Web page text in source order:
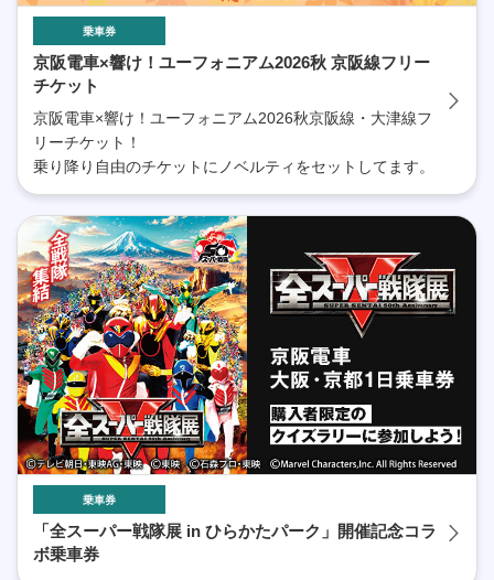
乗車券
京阪電車×響け！ユーフォニアム2026秋 京阪線フリー
チケット
京阪電車×響け！ユーフォニアム2026秋京阪線・大津線フ
リーチケット！
乗り降り自由のチケットにノベルティをセットしてます。
乗車券
「全スーパー戦隊展 in ひらかたパーク」開催記念コラ
ボ乗車券